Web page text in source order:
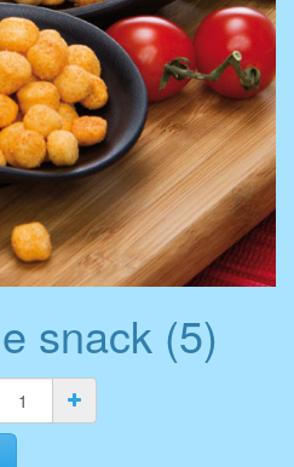
snack (5)